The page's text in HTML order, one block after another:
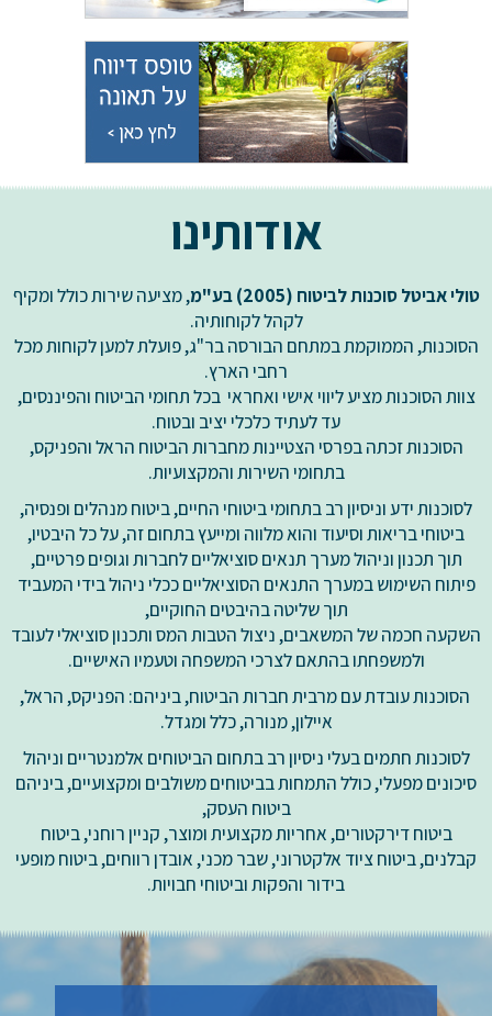
אודותינו
טולי אביטל סוכנות לביטוח (2005) בע"מ, מציעה שירות כולל ומקיף
לקהל לקוחותיה.
הסוכנות, הממוקמת במתחם הבורסה בר"ג, פועלת למען לקוחות מכל
רחבי הארץ.
צוות הסוכנות מציע ליווי אישי ואחראי בכל תחומי הביטוח והפיננסים,
עד לעתיד כלכלי יציב ובטוח.
הסוכנות זכתה בפרסי הצטיינות מחברות הביטוח הראל והפניקס,
בתחומי השירות והמקצועיות.
לסוכנות ידע וניסיון רב בתחומי ביטוחי החיים, ביטוח מנהלים ופנסיה,
ביטוחי בריאות וסיעוד והוא מלווה ומייעץ בתחום זה, על כל היבטיו,
תוך תכנון וניהול מערך תנאים סוציאליים לחברות וגופים פרטיים,
פיתוח השימוש במערך התנאים הסוציאליים ככלי ניהול בידי המעביד
תוך שליטה בהיבטים החוקיים,
השקעה חכמה של המשאבים, ניצול הטבות המס ותכנון סוציאלי לעובד
ולמשפחתו בהתאם לצרכי המשפחה וטעמיו האישיים.
הסוכנות עובדת עם מרבית חברות הביטוח, ביניהם: הפניקס, הראל,
איילון, מנורה, כלל ומגדל.
לסוכנות חתמים בעלי ניסיון רב בתחום הביטוחים אלמנטריים וניהול
סיכונים מפעלי, כולל התמחות בביטוחים משולבים ומקצועיים, ביניהם
ביטוח העסק,
ביטוח דירקטורים, אחריות מקצועית ומוצר, קניין רוחני, ביטוח
קבלנים, ביטוח ציוד אלקטרוני, שבר מכני, אובדן רווחים, ביטוח מופעי
בידור והפקות וביטוחי חבויות.